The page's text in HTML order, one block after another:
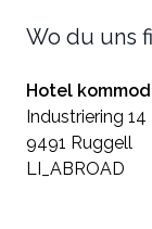
Wo du uns
Hotel kommod
Industriering 14
9491 Ruggell
LI_ABROAD